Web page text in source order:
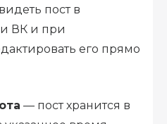
пост в
ВК и при
его прямо
— пост хранится в